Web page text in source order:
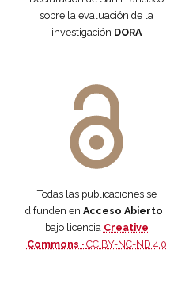
sobre la evaluación de la
investigación DORA
Todas las publicaciones se
difunden en Acceso Abierto,
bajo licencia Creative
Commons · CC BY-NC-ND 4.0